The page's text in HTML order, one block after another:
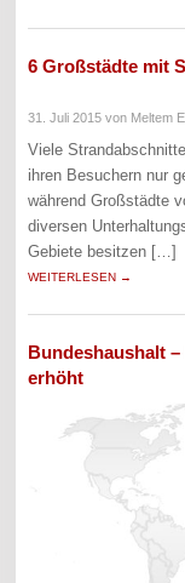
6 Großstädte mit
31. Juli 2015 von Meltem
Viele
ihren Besuchern nur
während Großstädte
diversen
Gebiete besitzen […]
WEITERLESEN →
Bundeshaushalt
erhöht